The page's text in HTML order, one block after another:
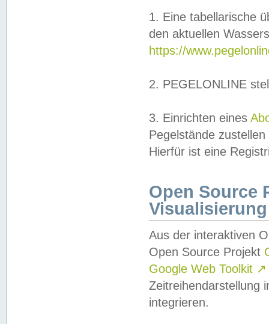
1. Eine tabellarische
den aktuellen
https://
2. PEGELONLINE
3. Einrichten eines
Pegelstände
Hierfür ist eine
Open Source
Visualisierung
Aus der interaktiven
Open Source Projekt
Google Web Toolkit ↗
Zeitreihendarstellung
integrieren.